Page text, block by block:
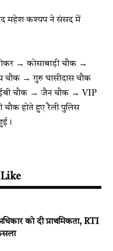
महेश कश्यप ने संसद में
→ कोसाबाड़ी चौक →
चौक → गुरु घासीदास चौक
चौक → जैन चौक → VIP
होते हुए रैली पुलिस
को दी प्राथमिकता, RTI